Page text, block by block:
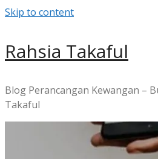
Skip to content
Rahsia Takaful
Blog Perancangan Kewangan –
Takaful